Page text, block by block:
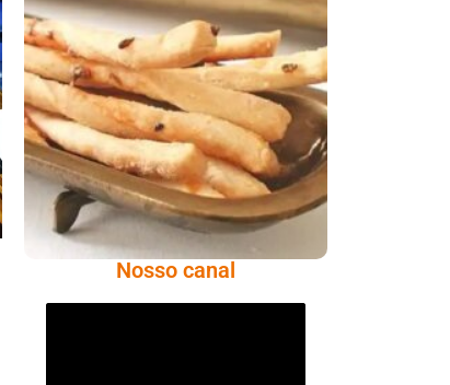
Comer Bem:
Palitinhos De Cebola
E Salsa
Nosso canal